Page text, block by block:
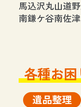
馬込沢丸山道
南鎌ケ谷南佐
各種お困
遺品整理